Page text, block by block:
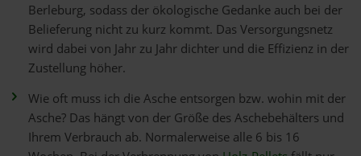
Berleburg, sodass der ökologische Gedanke auch bei der
Belieferung nicht zu kurz kommt. Das Versorgungsnetz
wird dabei von Jahr zu Jahr dichter und die Effizienz in der
Zustellung höher.
Wie oft muss ich die Asche entsorgen bzw. wohin mit der
Asche? Das hängt von der Größe des Aschebehälters und
Ihrem Verbrauch ab. Normalerweise alle 6 bis 16